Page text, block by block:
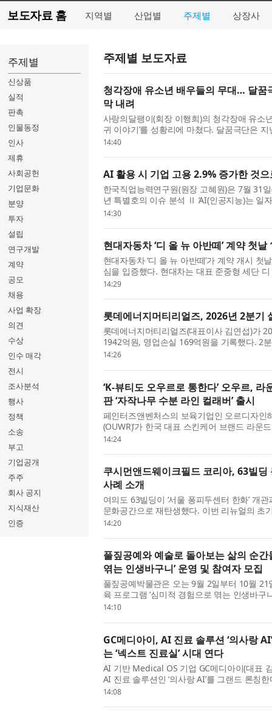
보도자료 홈 지역별 산업별 주제별 상장사
주제별
신상품
실적
판촉
인물동정
인사
제휴
사회공헌
기업문화
분양
투자
설립
연구개발
계약
공모
채용
사업 확장
의견
수상
인수 매각
전시
조사분석
행사
정책
소송
부고
기업공개
주주
회사 공지
지식재산
인증
주제별 보도자료
청각장애 유소년 배우들의 무대… 달꿈
막 내려
사랑의달팽이(회장 이행희)의 청각장애 유소
귀 이야기’를 성황리에 마쳤다. 달꿈극단은
위치한 CKL스테이지에서 ‘미로와 푸른귀 이
14:40
AI 활용 시 기업 고용 2.9% 증가한 것
한국직업능력연구원(원장 고혜원)은 7월 31일
년 특별호의 이슈 분석 Ⅱ ‘AI(인공지능)는 일
AI 활용의 고용 효과’를 통해 AI 활용 전후
14:30
현대자동차 ‘디 올 뉴 아반떼’ 계약 첫날
현대자동차 ‘디 올 뉴 아반떼’가 계약 개시
심을 입증했다. 현대차는 대표 준중형 세단
대의 계약을 기록했다고 6일 밝혔다. 이는
14:29
롯데에너지머티리얼즈, 2026년 2분기
롯데에너지머티리얼즈(대표이사 김연섭)가
1942억원, 영업손실 169억원을 기록했다. 2
가장 큰 개선 포인트다. 부채비율은 31.5%,
14:26
‘K-뷰티도 오우르로 통한다’ 오우르,
판 ‘자작나무 수분 라인 컬래버’ 출시
페인터즈앤벤처스의 보육기업인 오르디자인
(OUWR)’가 한국 대표 스킨케어 브랜드 라
(Olive Young US) 한정판 컬렉션을 선보인
14:24
쿠시먼앤드웨이크필드 코리아, 63빌
사례 소개
여의도 63빌딩이 ‘서울 퐁피두센터 한화’ 개
문화공간으로 재탄생했다. 이번 리뉴얼의 초
먼앤드웨이크필드 코리아(Cushman &
14:20
풀짚공예와 예술로 돌아보는 삶의 순
엮는 인생바구니’ 운영 및 참여자 모집
풀짚공예박물관은 오는 9월 2일부터 10월
육 프로그램 ‘심미적 경험으로 엮는 인생바
락 문화예술학교 중장년 감상 프로그램의 일
14:10
GC메디아이, AI 진료 솔루션 ‘의사랑
는 ‘넥스트 진료실’ 시대 연다
AI 기반 Medical OS 기업 GC메디아이(대표
AI 진료 솔루션인 ‘의사랑 AI’를 그랜드 론칭
진료실’이라는 슬로건 아래, 국내 시장 점유율
14:08